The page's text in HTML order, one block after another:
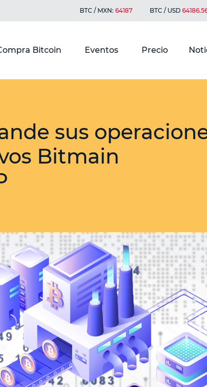
BTC / MXN: 64187 BTC / USD
Bitcoin Eventos Precio
sus
Bitmain